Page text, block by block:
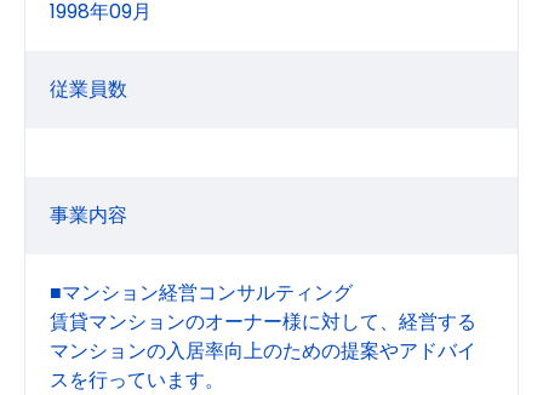
1998年09月
従業員数
事業内容
■マンション経営コンサルティング
賃貸マンションのオーナー様に対して、経営する
マンションの入居率向上のための提案やアドバイ
スを行っています。